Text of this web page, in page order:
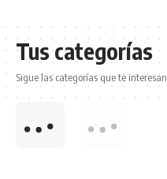
Tus categorías
Sigue las categorías que te interesan